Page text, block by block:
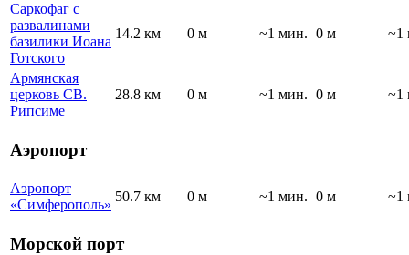
Саркофаг с
развалинами
базилики Иоана
Готского
14.2 км 0 м ~1 мин. 0 м ~1
Армянская
церковь СВ.
Рипсиме
28.8 км 0 м ~1 мин. 0 м ~1
Аэропорт
Аэропорт
«Симферополь»
50.7 км 0 м ~1 мин. 0 м ~1
Морской порт